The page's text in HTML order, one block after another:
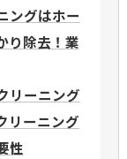
ングはホー
り除去！業
リーニング
リーニング
性